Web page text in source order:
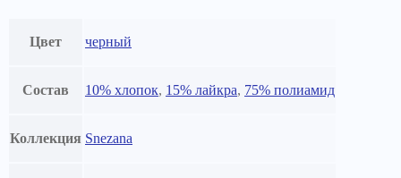
Цвет черный
Состав 10% хлопок, 15% лайкра, 75% полиамид
Коллекция Snezana